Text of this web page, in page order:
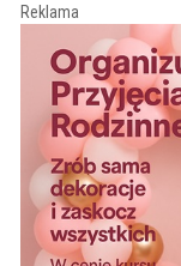
Reklama